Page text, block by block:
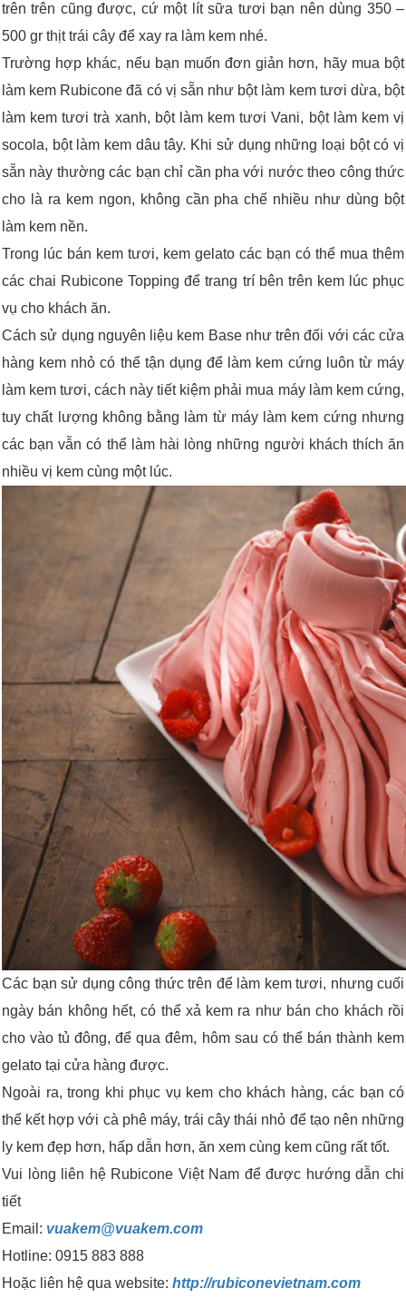
trên trên cũng được, cứ một lít sữa tươi bạn nên dùng 350 –
500 gr thịt trái cây để xay ra làm kem nhé.
Trường hợp khác, nếu bạn muốn đơn giản hơn, hãy mua bột
làm kem Rubicone đã có vị sẵn như bột làm kem tươi dừa, bột
làm kem tươi trà xanh, bột làm kem tươi Vani, bột làm kem vị
socola, bột làm kem dâu tây. Khi sử dụng những loại bột có vị
sẵn này thường các bạn chỉ cần pha với nước theo công thức
cho là ra kem ngon, không cần pha chế nhiều như dùng bột
làm kem nền.
Trong lúc bán kem tươi, kem gelato các bạn có thể mua thêm
các chai Rubicone Topping để trang trí bên trên kem lúc phục
vụ cho khách ăn.
Cách sử dụng nguyên liệu kem Base như trên đối với các cửa
hàng kem nhỏ có thể tận dụng để làm kem cứng luôn từ máy
làm kem tươi, cách này tiết kiệm phải mua máy làm kem cứng,
tuy chất lượng không bằng làm từ máy làm kem cứng nhưng
các bạn vẫn có thể làm hài lòng những người khách thích ăn
nhiều vị kem cùng một lúc.
Các bạn sử dụng công thức trên để làm kem tươi, nhưng cuối
ngày bán không hết, có thể xả kem ra như bán cho khách rồi
cho vào tủ đông, để qua đêm, hôm sau có thể bán thành kem
gelato tại cửa hàng được.
Ngoài ra, trong khi phục vụ kem cho khách hàng, các bạn có
thể kết hợp với cà phê máy, trái cây thái nhỏ để tạo nên những
ly kem đẹp hơn, hấp dẫn hơn, ăn xem cùng kem cũng rất tốt.
Vui lòng liên hệ Rubicone Việt Nam để được hướng dẫn chi
tiết
Email: vuakem@vuakem.com
Hotline: 0915 883 888
Hoặc liên hệ qua website: http://rubiconevietnam.com